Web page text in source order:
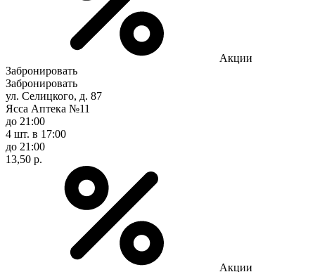
Акции
Забронировать
Забронировать
ул. Селицкого, д. 87
Ясса Аптека №11
до 21:00
4 шт. в 17:00
до 21:00
13,50 р.
Акции